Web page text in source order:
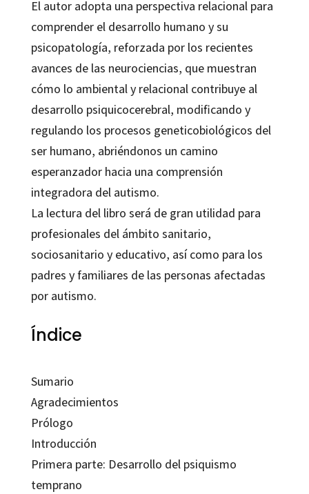
El autor adopta una perspectiva relacional para
comprender el desarrollo humano y su
psicopatología, reforzada por los recientes
avances de las neurociencias, que muestran
cómo lo ambiental y relacional contribuye al
desarrollo psiquicocerebral, modificando y
regulando los procesos geneticobiológicos del
ser humano, abriéndonos un camino
esperanzador hacia una comprensión
integradora del autismo.
La lectura del libro será de gran utilidad para
profesionales del ámbito sanitario,
sociosanitario y educativo, así como para los
padres y familiares de las personas afectadas
por autismo.
Índice
Sumario
Agradecimientos
Prólogo
Introducción
Primera parte: Desarrollo del psiquismo
temprano